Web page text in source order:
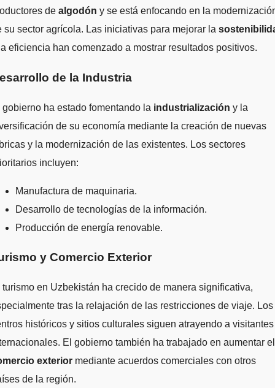
de algodón y se está enfocando en la
su sector agrícola. Las iniciativas para mejorar la
eficiencia han comenzado a mostrar resultados positivos.
de la Industria
gobierno ha estado fomentando la industrialización y la
de su economía mediante la creación de nuevas
y la modernización de las existentes. Los sectores
incluyen:
Manufactura de maquinaria.
Desarrollo de tecnologías de la información.
Producción de energía renovable.
y Comercio Exterior
turismo en Uzbekistán ha crecido de manera significativa,
tras la relajación de las restricciones de viaje. Los
históricos y sitios culturales siguen atrayendo a visitantes
El gobierno también ha trabajado en aumentar el
exterior mediante acuerdos comerciales con otros
de la región.